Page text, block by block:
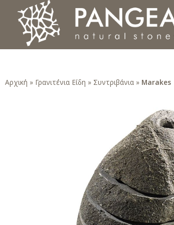
Φυσικά Πετρώματα PANGEA
Ο υπέροχος κόσμος της Φυσικής Πέτρας
Αρχική » Γρανιτένια Είδη » Συντριβάνια » Marakes